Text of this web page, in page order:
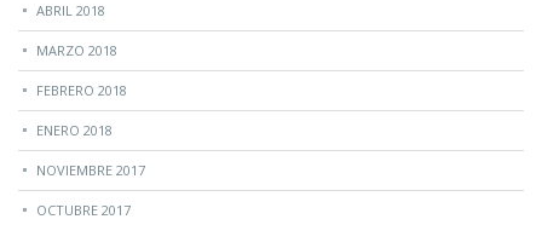
ABRIL 2018
MARZO 2018
FEBRERO 2018
ENERO 2018
NOVIEMBRE 2017
OCTUBRE 2017